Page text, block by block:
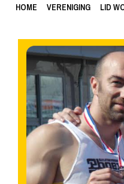
HOME VERENIGING LID